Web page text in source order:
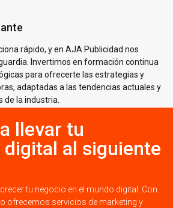
rápido, y en AJA Publicidad nos
Invertimos en formación continua
para ofrecerte las estrategias y
adaptadas a las tendencias actuales y
de la industria.
llevar tu
digital al siguiente
tu negocio en el mundo digital. Con
ofrecemos servicios de marketing y